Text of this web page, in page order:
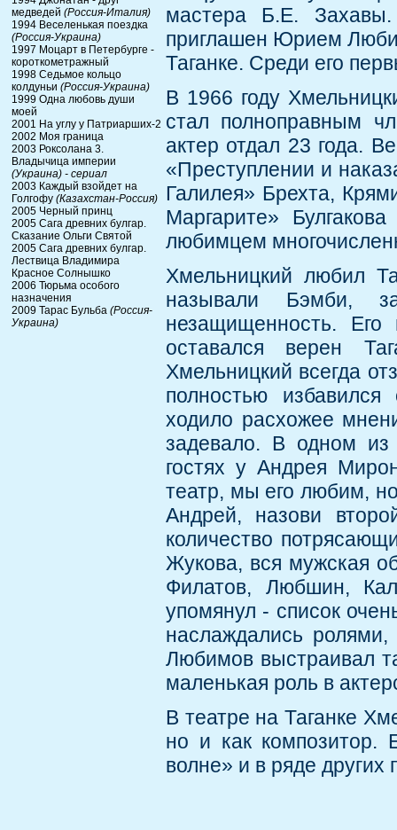
медведей (Россия-Италия)
1994 Веселенькая поездка
(Россия-Украина)
1997 Моцарт в Петербурге -
короткометражный
1998 Седьмое кольцо
колдуньи (Россия-Украина)
1999 Одна любовь души
моей
2001 На углу у Патриарших-2
2002 Моя граница
2003 Роксолана 3.
Владычица империи
(Украина) - сериал
2003 Каждый взойдет на
Голгофу (Казахстан-Россия)
2005 Черный принц
2005 Сага древних булгар.
Сказание Ольги Святой
2005 Сага древних булгар.
Лествица Владимира
Красное Солнышко
2006 Тюрьма особого
назначения
2009 Тарас Бульба (Россия-
Украина)
мастера Б.Е.
приглашен Юрием
Таганке. Среди его
В 1966 году
стал полноправным
актер отдал 23 года.
«Преступлении и
Галилея» Брехта,
Маргарите»
любимцем
Хмельницкий любил
называли Бэмби,
незащищенность.
оставался верен
Хмельницкий всегда
полностью
ходило расхожее
задевало. В одном
гостях у Андрея
театр, мы его любим,
Андрей, назови
количество
Жукова, вся мужская
Филатов, Любшин,
упомянул - список
наслаждались
Любимов выстраивал
маленькая роль в
В театре на Таганке
но и как композитор.
волне» и в ряде других